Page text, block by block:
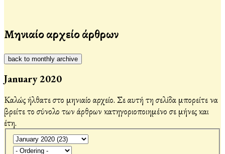
Μηνιαίο αρχείο άρθρων
back to monthly archive
January 2020
Καλώς ήλθατε στο μηνιαίο αρχείο. Σε αυτή τη σελίδα μπορείτε να
βρείτε το σύνολο των άρθρων κατηγοριοποιημένο σε μήνες και
έτη.